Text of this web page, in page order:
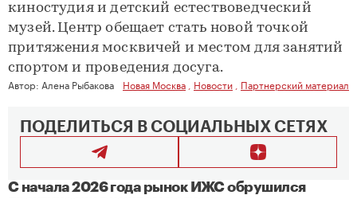
киностудия и детский естествоведческий
музей. Центр обещает стать новой точкой
притяжения москвичей и местом для занятий
спортом и проведения досуга.
Автор: Алена Рыбакова Новая Москва Новости Партнерский материал
ПОДЕЛИТЬСЯ В СОЦИАЛЬНЫХ СЕТЯХ
С начала 2026 года рынок ИЖС обрушился